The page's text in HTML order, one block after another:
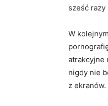
sześć razy
W
atrakcyjne
nigdy nie
z ekranów.